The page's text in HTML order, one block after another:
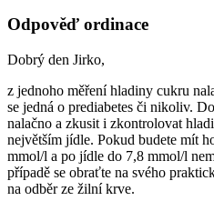
Odpověď ordinace
Dobrý den Jirko,
z jednoho měření hladiny cukru
se jedná o prediabetes či nikoliv.
nalačno a zkusit i zkontrolovat
největším jídle. Pokud budete mít
mmol/l a po jídle do 7,8 mmol/l
případě se obraťte na svého
na odběr ze žilní krve.